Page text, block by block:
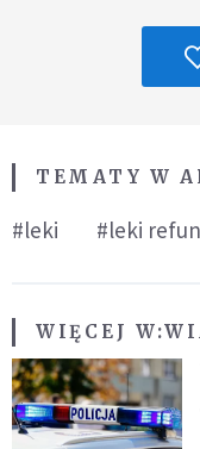
TEMATY W
#leki #leki
WIĘCEJ W: